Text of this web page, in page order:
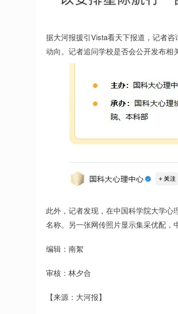
据大河报援引Vista看天下报道，记者
动向。记者追问学校是否会公开发布相
此外，记者发现，在中国科学院大学
名称。另一张网传照片显示集采优配，
编辑：南絮
审核：林夕合
【来源：大河报】